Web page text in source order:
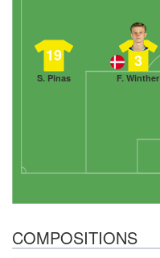
19
S. Pinas
3
F. Winther
COMPOSITIONS